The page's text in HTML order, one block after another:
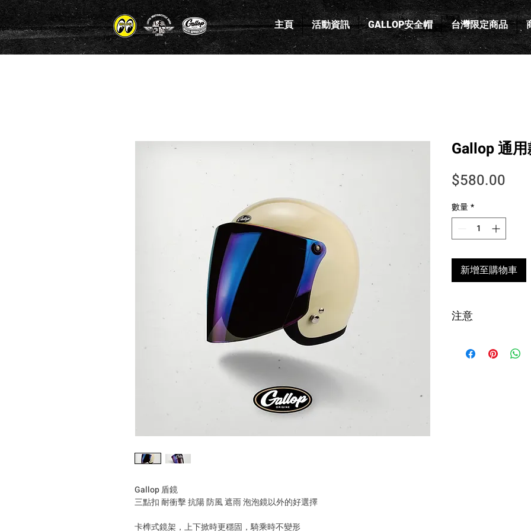
主頁 活動資訊 GALLOP安全帽 台灣限定商品
Gallop 盾鏡
三點扣 耐衝擊 抗陽 防風 遮雨 泡泡鏡以外的好選擇
卡榫式鏡架，上下掀時更穩固，騎乘時不變形
Gallop 通
$580.00
數量*
新增至購物車
注意
全帽配件，超過